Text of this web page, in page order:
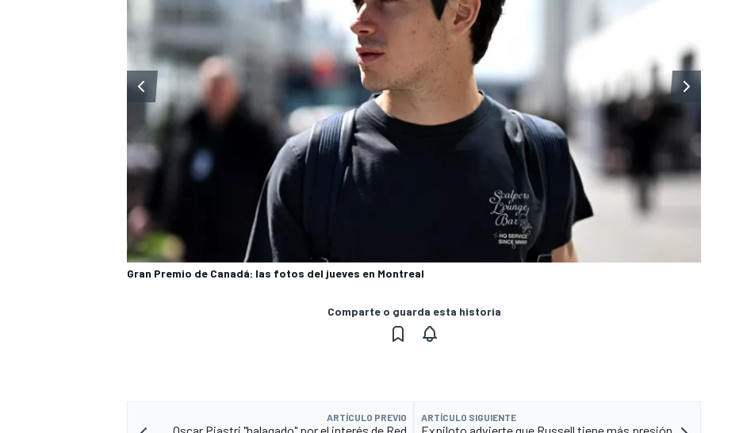
MÁS CATEGORÍAS
Gran Premio de Canadá: las fotos del jueves en Montreal
Comparte o guarda esta historia
ARTÍCULO PREVIO
Oscar Piastri "halagado" por el interés de Red
ARTÍCULO SIGUIENTE
Expiloto advierte que Russell tiene más presión